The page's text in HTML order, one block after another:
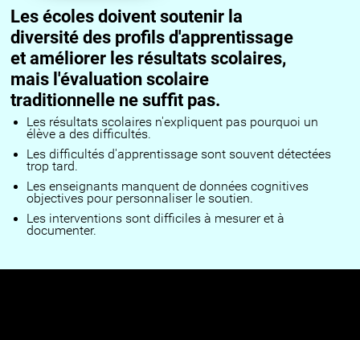
Les écoles doivent soutenir la
diversité des profils d'apprentissage
et améliorer les résultats scolaires,
mais l'évaluation scolaire
traditionnelle ne suffit pas.
Les résultats scolaires n'expliquent pas pourquoi un
élève a des difficultés.
Les difficultés d'apprentissage sont souvent détectées
trop tard.
Les enseignants manquent de données cognitives
objectives pour personnaliser le soutien.
Les interventions sont difficiles à mesurer et à
documenter.